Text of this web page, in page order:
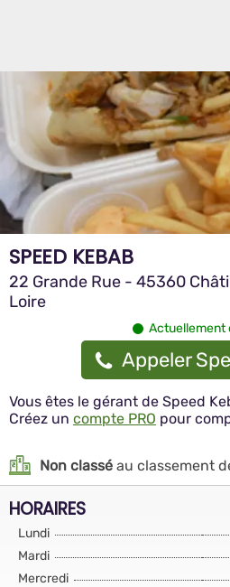
SPEED KEBAB
22 Grande Rue - 45360
Loire
Actuellement
Appeler
Vous êtes le gérant de Speed
Créez un compte PRO pour
Non classé au classement
HORAIRES
Lundi
Mardi
Mercredi